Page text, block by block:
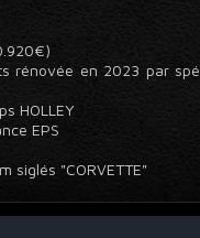
rénovée en 2023 par
HOLLEY
EPS
siglés "CORVETTE"